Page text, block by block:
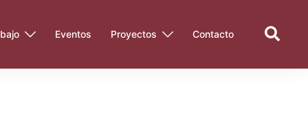
Eventos Proyectos Contacto Search